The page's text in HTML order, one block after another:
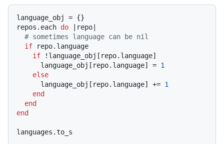
language_obj = {}
repos.each do repo
# sometimes language can be nil
if repo.language
if !language_obj[repo.language]
      language_obj[repo.language] =
1
else
      language_obj[repo.language] +=
1
end
end
end